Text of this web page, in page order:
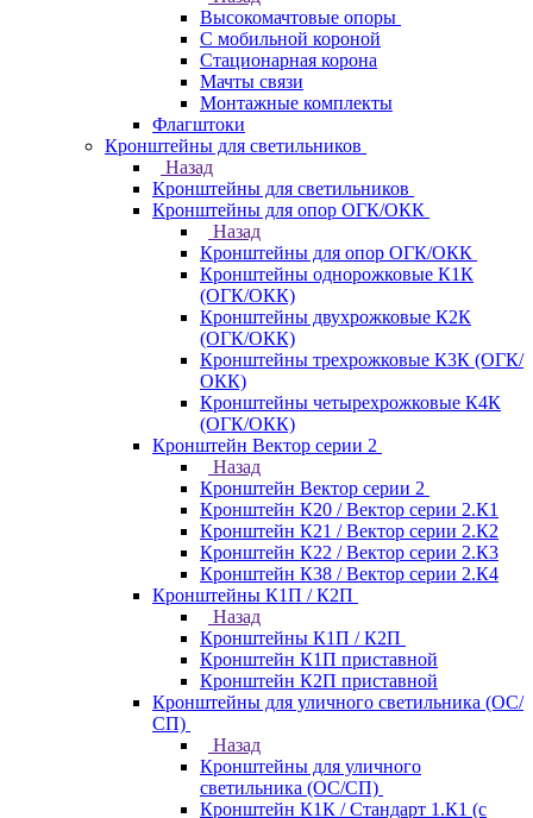
Высокомачтовые опоры
С мобильной короной
Стационарная корона
Мачты связи
Монтажные комплекты
Флагштоки
Кронштейны для светильников
Назад
Кронштейны для светильников
Кронштейны для опор ОГК/ОКК
Назад
Кронштейны для опор ОГК/ОКК
Кронштейны однорожковые К1К
(ОГК/ОКК)
Кронштейны двухрожковые К2К
(ОГК/ОКК)
Кронштейны трехрожковые К3К (ОГК/
ОКК)
Кронштейны четырехрожковые К4К
(ОГК/ОКК)
Кронштейн Вектор серии 2
Назад
Кронштейн Вектор серии 2
Кронштейн К20 / Вектор серии 2.К1
Кронштейн К21 / Вектор серии 2.К2
Кронштейн К22 / Вектор серии 2.К3
Кронштейн К38 / Вектор серии 2.К4
Кронштейны К1П / К2П
Назад
Кронштейны К1П / К2П
Кронштейн К1П приставной
Кронштейн К2П приставной
Кронштейны для уличного светильника (ОС/
СП)
Назад
Кронштейны для уличного
светильника (ОС/СП)
Кронштейн К1К / Стандарт 1.К1 (с